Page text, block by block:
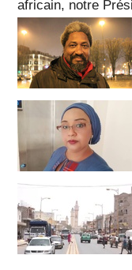
Cédéao : le PAPS
06/08/2026 -
L'armée nigériane
06/08/2026 -
Au Nigeria, plus de
libérées
06/08/2026 -
Au Nigeria, plus de
libérées
06/08/2026 -
Soutenir l’intégrité
l’approche des élections
06/08/2026 -
Taïwan bloque un
africain, notre